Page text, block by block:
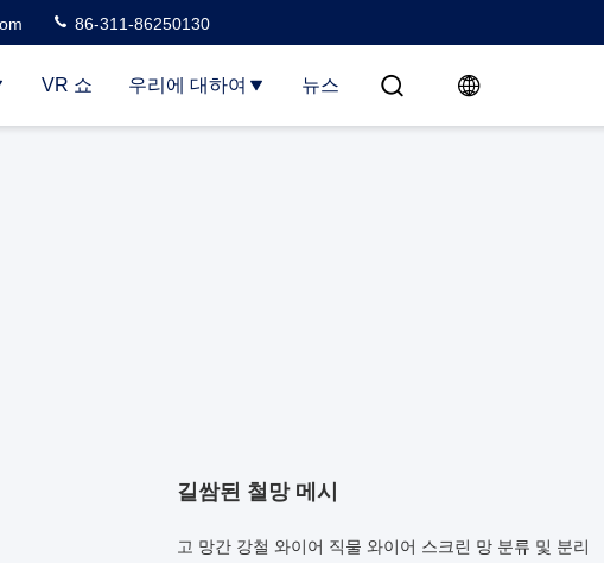
86-311-86250130
VR 쇼 우리에 대하여 뉴스
길쌈된 철망 메시
고 망간 강철 와이어 직물 와이어 스크린 망 분류 및 분리